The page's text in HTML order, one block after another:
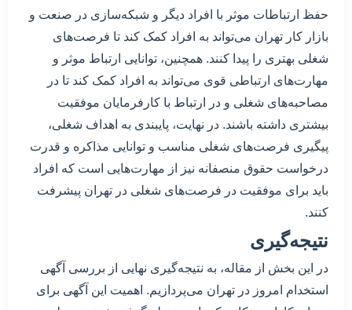
حفظ ارتباطات موثر با افراد دیگر و شبکه‌سازی در صنعت و
بازار کار تهران می‌تواند به افراد کمک کند تا فرصت‌های
شغلی بهتری را پیدا کنند. همچنین، توانایی ارتباط موثر و
مهارت‌های ارتباطی قوی می‌تواند به افراد کمک کند تا در
مصاحبه‌های شغلی و در ارتباط با کارفرمایان موفقیت
بیشتری داشته باشند. در نهایت، پایبندی به اهداف شغلی،
پیگیری فرصت‌های شغلی مناسب و توانایی مذاکره و قدرت
درخواست حقوق منصفانه نیز از مهارت‌هایی است که افراد
باید برای موفقیت در فرصت‌های شغلی در تهران پیشرفت
کنند.
نتیجه‌گیری
در این بخش از مقاله، به نتیجه‌گیری نهایی از بررسی آگهی
استخدام امروز در تهران می‌پردازیم. اهمیت این آگهی برای